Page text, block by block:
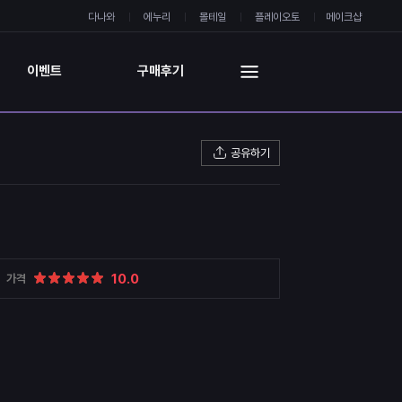
다나와 에누리 몰테일 플레이오토 메이크샵
이벤트 구매후기
공유하기
가격 10.0